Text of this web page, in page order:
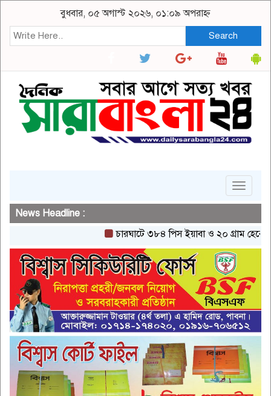
বুধবার, ০৫ অগাস্ট ২০২৬, ০১:০৯ অপরাহ্ন
Search
Toggle
News Headline :
চারঘাটে ৩৮৪ পিস ইয়াবা ও ২০ গ্রাম হেরোইনসহ